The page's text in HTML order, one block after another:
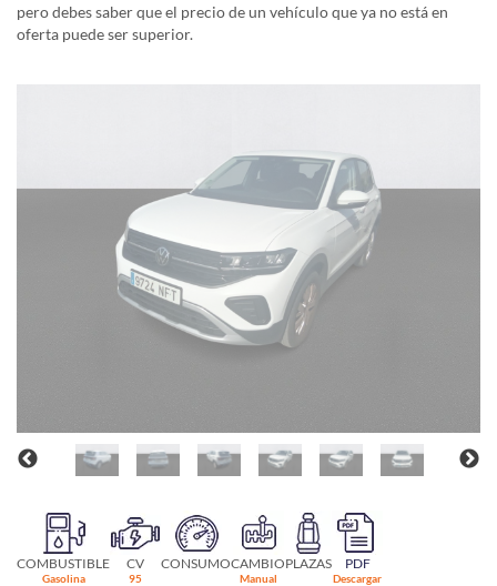
pero debes saber que el precio de un vehículo que ya no está en
oferta puede ser superior.
COMBUSTIBLE
Gasolina
CV
95
CONSUMOCAMBIO
Manual
PLAZAS PDF
Descargar